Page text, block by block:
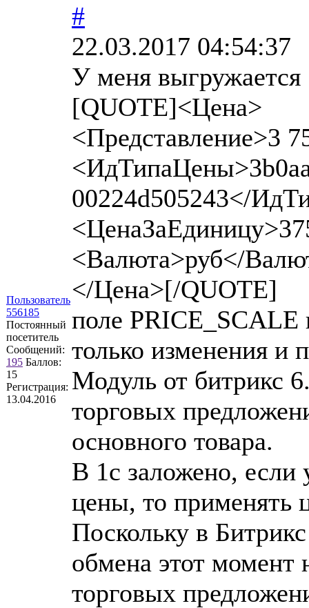
Пользователь
556185
Постоянный
посетитель
Сообщений:
195 Баллов:
15
Регистрация:
13.04.2016
#
22.03.2017 04:54:37
У меня выгружается
[QUOTE]<Цена>
<Представление>3
00224d505243</
<Валюта>руб</
</Цена>[/QUOTE]
поле PRICE_SCALE
только изменения и
Модуль от битрикс
торговых
основного товара.
В 1с заложено, если
цены, то применять
Поскольку в
обмена этот момент
торговых